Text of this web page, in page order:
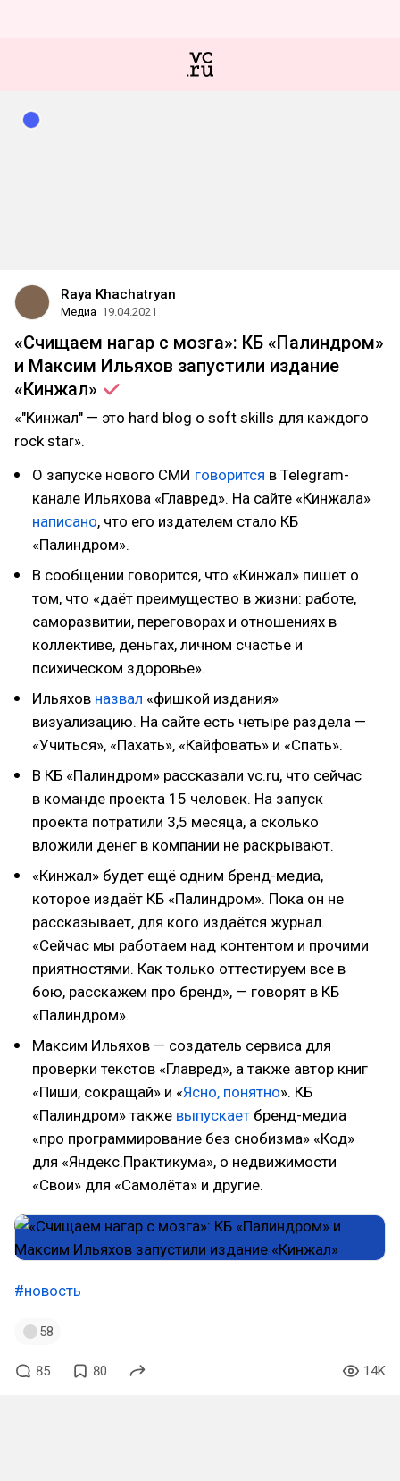
Raya Khachatryan
Медиа 19.04.2021
«Счищаем нагар с мозга»: КБ «Палиндром»
и Максим Ильяхов запустили издание
«Кинжал»
«"Кинжал" — это hard blog o soft skills для каждого
rock star».
О запуске нового СМИ говорится в Telegram-
канале Ильяхова «Главред». На сайте «Кинжала»
написано, что его издателем стало КБ
«Палиндром».
В сообщении говорится, что «Кинжал» пишет о
том, что «даёт преимущество в жизни: работе,
саморазвитии, переговорах и отношениях в
коллективе, деньгах, личном счастье и
психическом здоровье».
Ильяхов назвал «фишкой издания»
визуализацию. На сайте есть четыре раздела —
«Учиться», «Пахать», «Кайфовать» и «Спать».
В КБ «Палиндром» рассказали vc.ru, что сейчас
в команде проекта 15 человек. На запуск
проекта потратили 3,5 месяца, а сколько
вложили денег в компании не раскрывают.
«Кинжал» будет ещё одним бренд-медиа,
которое издаёт КБ «Палиндром». Пока он не
рассказывает, для кого издаётся журнал.
«Сейчас мы работаем над контентом и прочими
приятностями. Как только оттестируем все в
бою, расскажем про бренд», — говорят в КБ
«Палиндром».
Максим Ильяхов — создатель сервиса для
проверки текстов «Главред», а также автор книг
«Пиши, сокращай» и «Ясно, понятно». КБ
«Палиндром» также выпускает бренд-медиа
«про программирование без снобизма» «Код»
для «Яндекс.Практикума», о недвижимости
«Свои» для «Самолёта» и другие.
#новость
58
85 80 14K